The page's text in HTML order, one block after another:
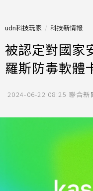
udn科技玩家 科技新情報
被認定對國家
羅斯防毒軟體
2024-06-22 08:25 聯合新